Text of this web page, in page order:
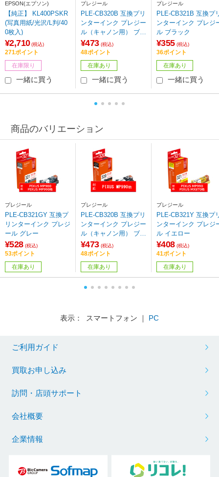
EPSON(エプソン)
【純正】 KL400PSKR
(写真用紙/光沢/L判/40
0枚入)
¥2,710 (税込)
271ポイント
在庫限り
一緒に買う
プレジール
PLE-CB320B 互換プリ
ンターインク プレジー
ル（キャノン用） ブラ
ック
¥473 (税込)
48ポイント
在庫あり
一緒に買う
プレジール
PLE-CB321B 互換プ
ンターインク プレジ
ル ブラック
¥355 (税込)
36ポイント
在庫あり
一緒に買う
商品のバリエーション
プレジール
PLE-CB321GY 互換プ
リンターインク プレジ
ール グレー
¥528 (税込)
53ポイント
在庫あり
プレジール
PLE-CB320B 互換プリ
ンターインク プレジー
ル（キャノン用） ブラ
ック
¥473 (税込)
48ポイント
在庫あり
プレジール
PLE-CB321Y 互換プ
ンターインク プレジ
ル イエロー
¥408 (税込)
41ポイント
在庫あり
表示： スマートフォン ｜ PC
ご利用ガイド
買取お申し込み
訪問・店頭サポート
会社概要
企業情報